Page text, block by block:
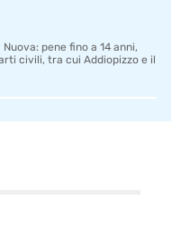
pene fino a 14 anni,
civili, tra cui Addiopizzo e il